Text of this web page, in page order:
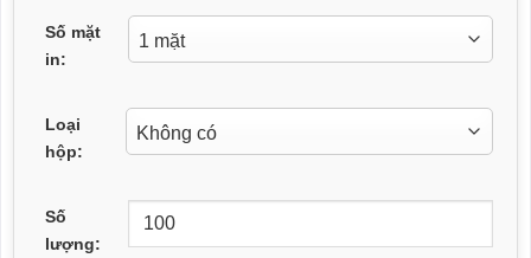
Số mặt
in:
Loại
hộp:
Số
lượng: